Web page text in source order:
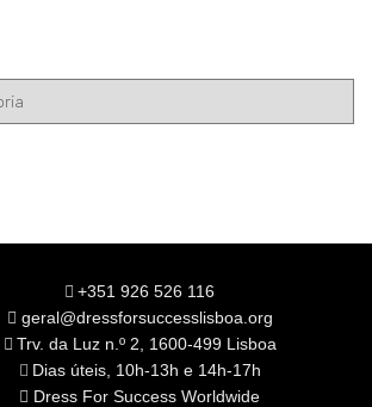
+351 926 526 116
geral@dressforsuccesslisboa.org
Trv. da Luz n.º 2, 1600-499 Lisboa
Dias úteis, 10h-13h e 14h-17h
Dress For Success Worldwide